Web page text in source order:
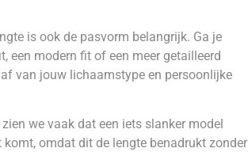
is ook de pasvorm belangrijk. Ga je
een modern fit of een meer getailleerd
van jouw lichaamstype en persoonlijke
we vaak dat een iets slanker model
komt, omdat dit de lengte benadrukt zonder